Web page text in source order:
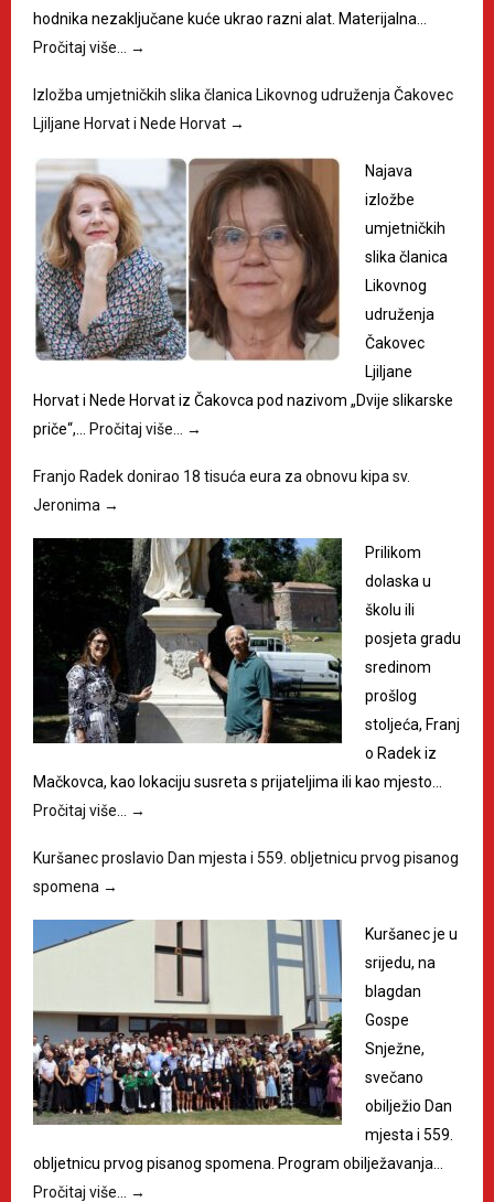
hodnika nezaključane kuće ukrao razni alat. Materijalna…
Pročitaj više…
→
Izložba umjetničkih slika članica Likovnog udruženja Čakovec
Ljiljane Horvat i Nede Horvat →
Najava
izložbe
umjetničkih
slika članica
Likovnog
udruženja
Čakovec
Ljiljane
Horvat i Nede Horvat iz Čakovca pod nazivom „Dvije slikarske
priče“,…
Pročitaj više… →
Franjo Radek donirao 18 tisuća eura za obnovu kipa sv.
Jeronima →
Prilikom
dolaska u
školu ili
posjeta gradu
sredinom
prošlog
stoljeća, Franj
o Radek iz
Mačkovca, kao lokaciju susreta s prijateljima ili kao mjesto…
Pročitaj više…
→
Kuršanec proslavio Dan mjesta i 559. obljetnicu prvog pisanog
spomena →
Kuršanec je u
srijedu, na
blagdan
Gospe
Snježne,
svečano
obilježio Dan
mjesta i 559.
obljetnicu prvog pisanog spomena. Program obilježavanja…
Pročitaj više…
→